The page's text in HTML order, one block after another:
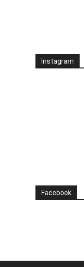
Instagram
Facebook